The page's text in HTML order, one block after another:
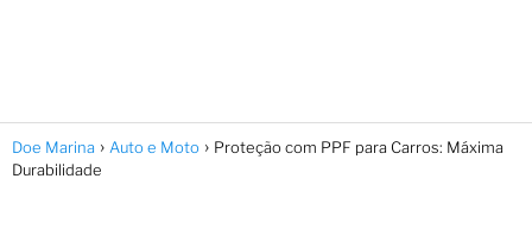
Doe Marina Auto e Moto
Proteção com PPF para Carros: Máxima
Durabilidade